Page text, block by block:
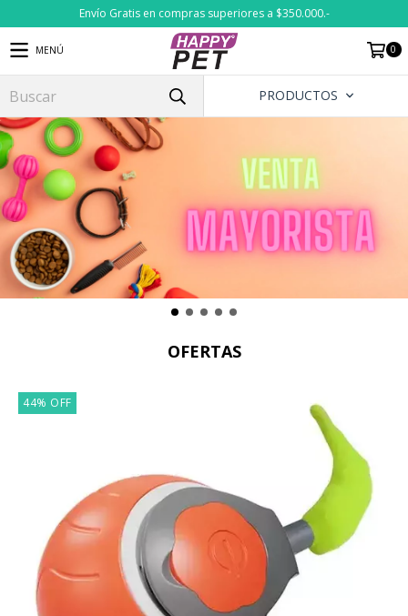
Envío Gratis en compras superiores a $350.000.-
MENÚ 0
PRODUCTOS
OFERTAS
44% OFF